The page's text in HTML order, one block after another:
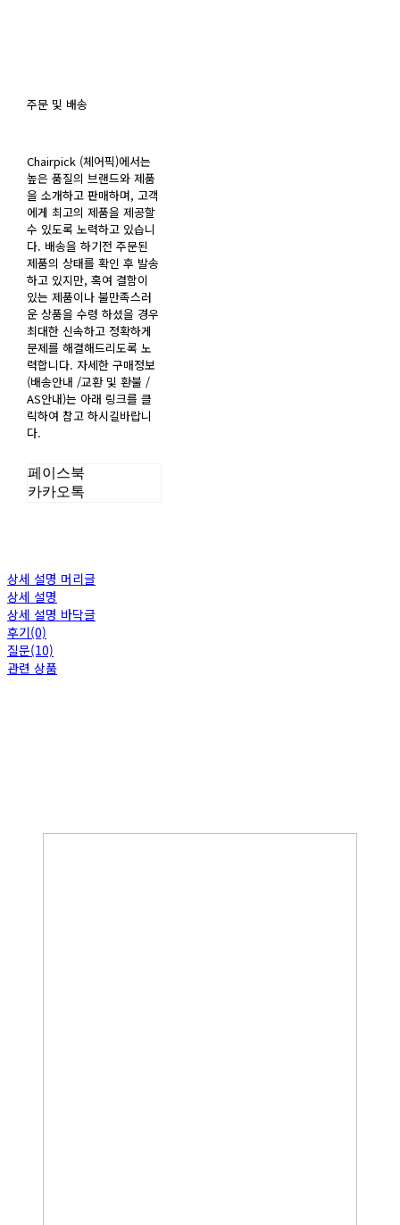
주문 및 배송
Chairpick (체어픽)에서는
높은 품질의 브랜드와 제품
을 소개하고 판매하며, 고객
에게 최고의 제품을 제공할
수 있도록 노력하고 있습니
다. 배송을 하기전 주문된
제품의 상태를 확인 후 발송
하고 있지만, 혹여 결함이
있는 제품이나 불만족스러
운 상품을 수령 하셨을 경우
최대한 신속하고 정확하게
문제를 해결해드리도록 노
력합니다. 자세한 구매정보
(배송안내 /교환 및 환불 /
AS안내)는 아래 링크를 클
릭하여 참고 하시길바랍니
다.
페이스북
카카오톡
상세 설명 머리글
상세 설명
상세 설명 바닥글
후기(0)
질문(10)
관련 상품